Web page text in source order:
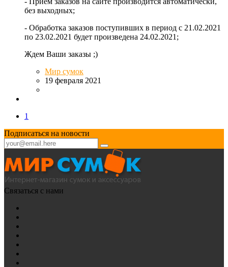
без выходных;
- Обработка заказов поступивших в период с 21.02.2021
по 23.02.2021 будет произведена 24.02.2021;
Ждем Ваши заказы ;)
Мир сумок
19 февраля 2021
1
Подписаться на новости
Связаться с нами